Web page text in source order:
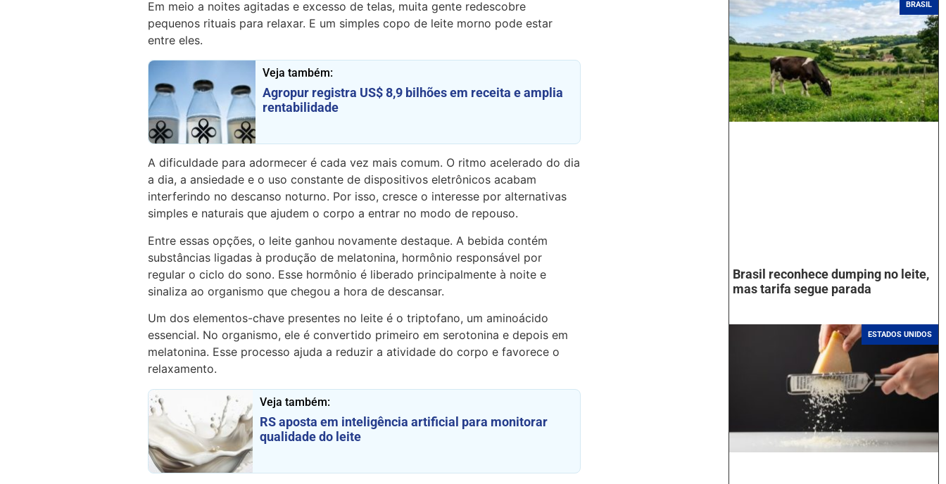
Em meio a noites agitadas e excesso de telas, muita gente redescobre
pequenos rituais para relaxar. E um simples copo de leite morno pode estar
entre eles.
Veja também:
Agropur registra US$ 8,9 bilhões em receita e amplia
rentabilidade
A dificuldade para adormecer é cada vez mais comum. O ritmo acelerado do dia
a dia, a ansiedade e o uso constante de dispositivos eletrônicos acabam
interferindo no descanso noturno. Por isso, cresce o interesse por alternativas
simples e naturais que ajudem o corpo a entrar no modo de repouso.
Entre essas opções, o leite ganhou novamente destaque. A bebida contém
substâncias ligadas à produção de melatonina, hormônio responsável por
regular o ciclo do sono. Esse hormônio é liberado principalmente à noite e
sinaliza ao organismo que chegou a hora de descansar.
Um dos elementos-chave presentes no leite é o triptofano, um aminoácido
essencial. No organismo, ele é convertido primeiro em serotonina e depois em
melatonina. Esse processo ajuda a reduzir a atividade do corpo e favorece o
relaxamento.
Veja também:
RS aposta em inteligência artificial para monitorar
qualidade do leite
BRASIL
Brasil reconhece dumping no leite,
mas tarifa segue parada
ESTADOS UNIDOS